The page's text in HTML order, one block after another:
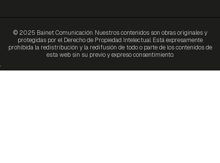
© 2025 Bainet Comunicación. Nuestros contenidos son obras originales y
protegidas por el Derecho de Propiedad Intelectual. Está expresamente
prohibida la redistribución y la redifusión de todo o parte de los contenidos de
esta web sin su previo y expreso consentimiento.